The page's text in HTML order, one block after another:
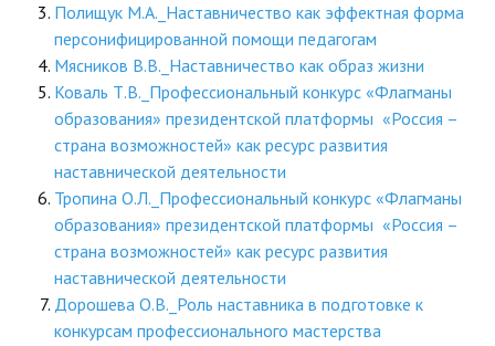
В ПОМОЩЬ УЧИТЕЛЮ
Организация УВП
ГИА
Карта ГИА РК
Советуем прочитать
Готовимся к новому учебному году 2026-2027
ДПО
Полищук М.А._Наставничество как эффектная форма
персонифицированной помощи педагогам
Мясников В.В._Наставничество как образ жизни
Коваль Т.В._Профессиональный конкурс «Флагманы
образования» президентской платформы «Россия –
страна возможностей» как ресурс развития
наставнической деятельности
Тропина О.Л._Профессиональный конкурс «Флагманы
образования» президентской платформы «Россия –
страна возможностей» как ресурс развития
наставнической деятельности
Дорошева О.В._Роль наставника в подготовке к
конкурсам профессионального мастерства